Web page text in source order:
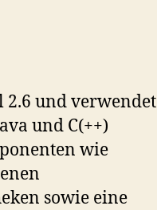
und verwendet
und C(++)
wie
sowie eine